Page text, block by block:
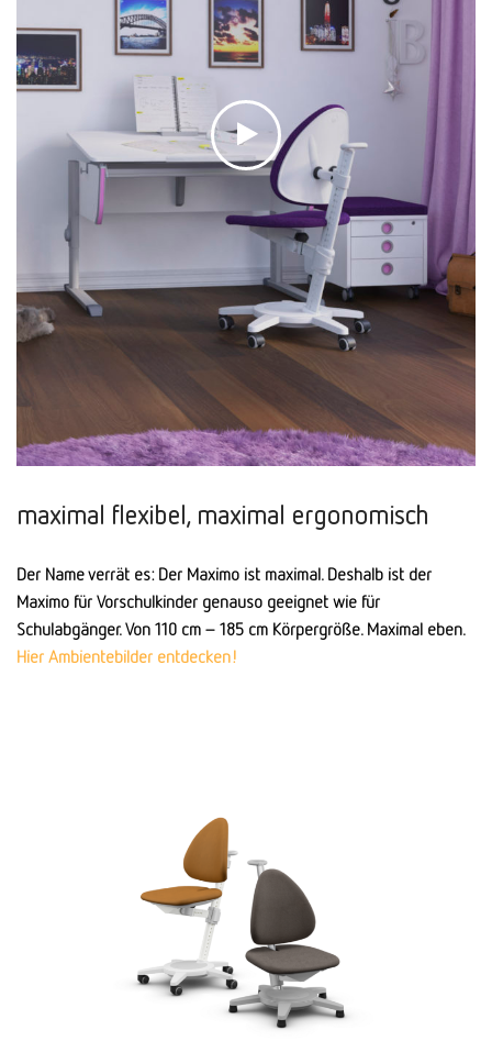
maximal flexibel, maximal ergonomisch
Der Name verrät es: Der Maximo ist maximal. Deshalb ist der
Maximo für Vorschulkinder genauso geeignet wie für
Schulabgänger. Von 110 cm – 185 cm Körpergröße. Maximal eben.
Hier Ambientebilder entdecken!